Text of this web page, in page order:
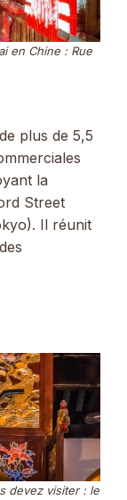
en Chine : Rue
plus de 5,5
la
Street
Il réunit
devez visiter : le